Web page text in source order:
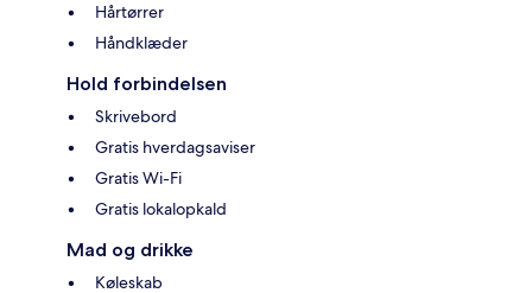
Hårtørrer
Håndklæder
Hold forbindelsen
Skrivebord
Gratis hverdagsaviser
Gratis Wi-Fi
Gratis lokalopkald
Mad og drikke
Køleskab